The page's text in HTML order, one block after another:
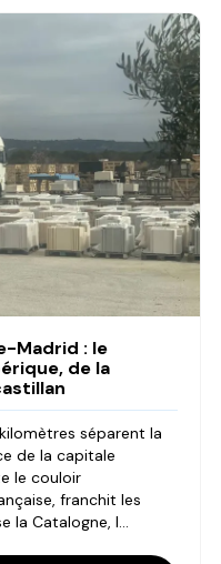
Madrid : le
de la
séparent la
de la capitale
le couloir
franchit les
la Catalogne, l...